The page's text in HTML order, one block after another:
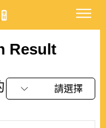
Result
請選擇